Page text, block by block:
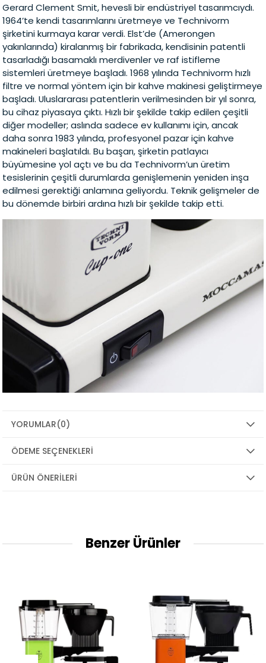
Gerard Clement Smit, hevesli bir endüstriyel tasarımcıydı.
1964’te kendi tasarımlarını üretmeye ve Technivorm
şirketini kurmaya karar verdi. Elst’de (Amerongen
yakınlarında) kiralanmış bir fabrikada, kendisinin patentli
tasarladığı basamaklı merdivenler ve raf istifleme
sistemleri üretmeye başladı. 1968 yılında Technivorm hızlı
filtre ve normal yöntem için bir kahve makinesi geliştirmeye
başladı. Uluslararası patentlerin verilmesinden bir yıl sonra,
bu cihaz piyasaya çıktı. Hızlı bir şekilde takip edilen çeşitli
diğer modeller; aslında sadece ev kullanımı için, ancak
daha sonra 1983 yılında, profesyonel pazar için kahve
makineleri başlatıldı. Bu başarı, şirketin patlayıcı
büyümesine yol açtı ve bu da Technivorm’un üretim
tesislerinin çeşitli durumlarda genişlemenin yeniden inşa
edilmesi gerektiği anlamına geliyordu. Teknik gelişmeler de
bu dönemde birbiri ardına hızlı bir şekilde takip etti.
YORUMLAR(0)
ÖDEME SEÇENEKLERI
ÜRÜN ÖNERILERI
Benzer Ürünler